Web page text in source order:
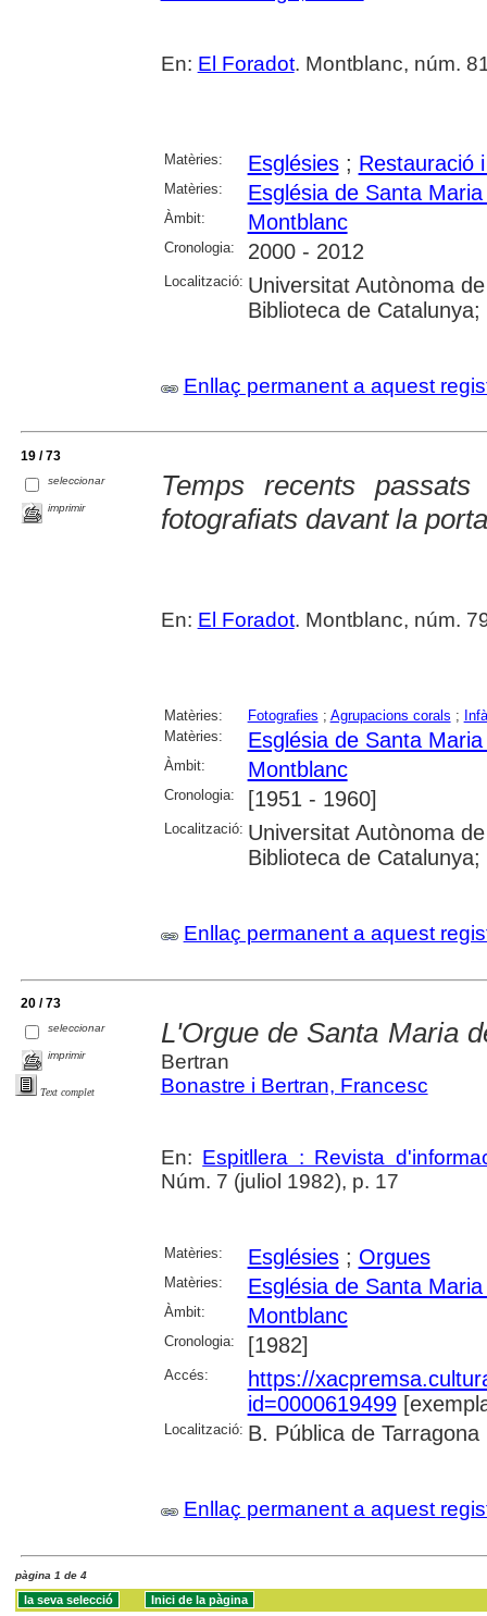
En: El Foradot. Montblanc, núm.
Matèries: Esglésies; Restauració
Matèries: Església de Santa
Àmbit: Montblanc
Cronologia: 2000 - 2012
Localització: Universitat Autònoma
Biblioteca de
Enllaç permanent a aquest
19 / 73
seleccionar
imprimir
Temps recents
fotografiats davant la
En: El Foradot. Montblanc, núm.
Matèries: Fotografies ; Agrupacions corals ;
Matèries:
Església de Santa
Àmbit: Montblanc
Cronologia: [1951 - 1960]
Localització: Universitat Autònoma
Biblioteca de
Enllaç permanent a aquest
20 / 73
seleccionar
imprimir
Text complet
L'Orgue de Santa Maria
Bertran
Bonastre i Bertran, Francesc
En: Espitllera : Revista
Núm. 7 (juliol 1982), p. 17
Matèries: Esglésies; Orgues
Matèries: Església de Santa
Àmbit: Montblanc
Cronologia: [1982]
Accés:
https://
id=0000619499
Localització: B. Pública de Tarragona
Enllaç permanent a aquest
pàgina 1 de 4